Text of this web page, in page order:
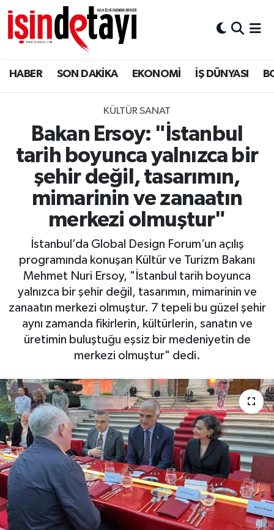
HABER SON DAKİKA EKONOMİ İŞ DÜNYASI
KÜLTÜR SANAT
Bakan Ersoy: "İstanbul
tarih boyunca yalnızca bir
şehir değil, tasarımın,
mimarinin ve zanaatın
merkezi olmuştur"
İstanbul’da Global Design Forum’un açılış
programında konuşan Kültür ve Turizm Bakanı
Mehmet Nuri Ersoy, "İstanbul tarih boyunca
yalnızca bir şehir değil, tasarımın, mimarinin ve
zanaatın merkezi olmuştur. 7 tepeli bu güzel şehir
aynı zamanda fikirlerin, kültürlerin, sanatın ve
üretimin buluştuğu eşsiz bir medeniyetin de
merkezi olmuştur" dedi.
DÜNYA
Eğitim
ENERJİ HABERİ
GAYRİMENKUL
HABER
MAGAZİN
OTO DETAY
SAĞLIK
SON DAKİKA
SPOR
FİNANS
Nöbetçi Eczaneler
Hava Durumu
İstanbul Namaz Vakitleri
Trafik Durumu
Süper Lig Puan Durumu ve Fikstür
Tüm Manşetler
Haber Arşivi